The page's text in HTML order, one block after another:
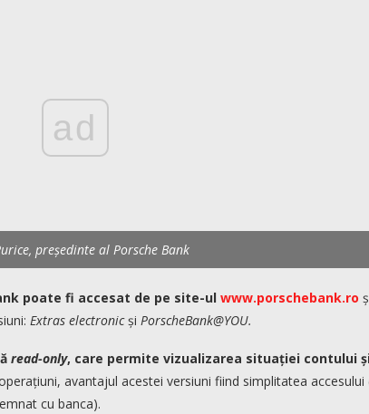
președinte al Porsche Bank
ad
poate fi accesat de pe site-ul www.porschebank.ro
Extras electronicși PorscheBank@YOU.
read-only, care permite vizualizarea situației contului
avantajul acestei versiuni fiind simplitatea accesului
cu banca).